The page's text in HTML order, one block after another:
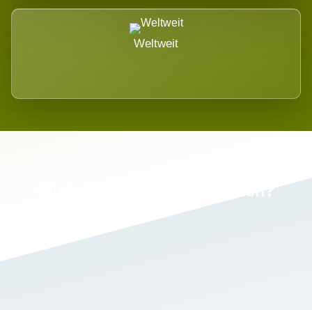
Weltweit
Wird es Auswirkungen geben?